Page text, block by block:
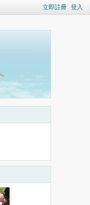
立即註冊 登入